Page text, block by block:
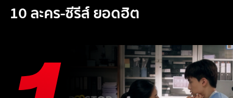
10 ละคร-ซีรีส์ ยอดฮิต